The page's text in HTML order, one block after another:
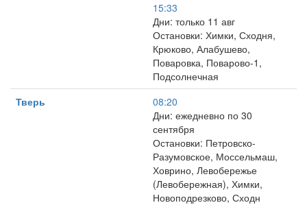
15:33
Дни: только 11 авг
Остановки: Химки, Сходня,
Крюково, Алабушево,
Поваровка, Поварово-1,
Подсолнечная
Тверь
08:20
Дни: ежедневно по 30
сентября
Остановки: Петровско-
Разумовское, Моссельмаш,
Ховрино, Левобережье
(Левобережная), Химки,
Новоподрезково, Сходн